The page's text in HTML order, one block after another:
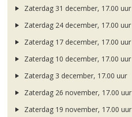
Zaterdag 31 december, 17.00 uur
Zaterdag 24 december, 17.00 uur
Zaterdag 17 december, 17.00 uur
Zaterdag 10 december, 17.00 uur
Zaterdag 3 december, 17.00 uur
Zaterdag 26 november, 17.00 uur
Zaterdag 19 november, 17.00 uur